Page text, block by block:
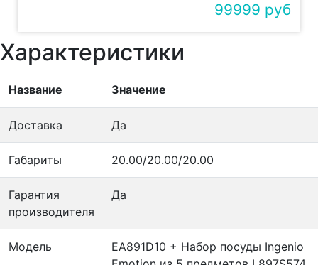
99999 руб
Характеристики
Название Значение
Доставка Да
Габариты 20.00/20.00/20.00
Гарантия
производителя
Да
Модель
EA891D10 + Набор посуды Ingenio